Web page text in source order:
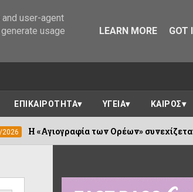
ΕΠΙΚΑΙΡΟΤΗΤΑ ΥΓΕΙΑ ΚΑΙΡΟΣ
των Ορέων» συνεχίζεται σε Καλέντζι
user-agent
usage
LEARN MORE GOT